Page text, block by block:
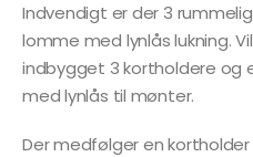
Indvendigt er der 3
lomme med lynlås lukning.
indbygget 3 kortholdere og
med lynlås til mønter.
Der medfølger en